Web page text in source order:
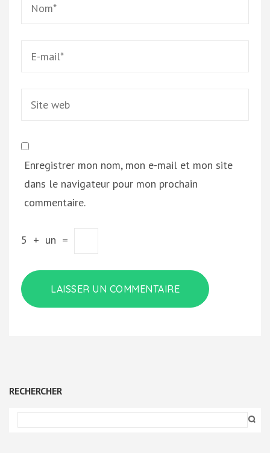
Enregistrer mon nom, mon e-mail et mon site
dans le navigateur pour mon prochain
commentaire.
5 + un =
RECHERCHER